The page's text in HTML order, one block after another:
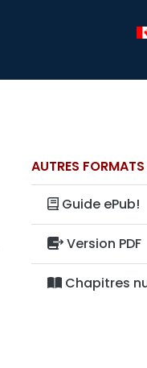
AUTRES
Guide ePub!
Version PDF
Chapitres